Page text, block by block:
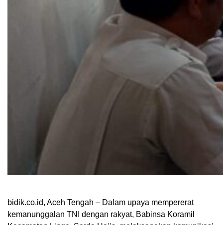
bidik.co.id, Aceh Tengah – Dalam upaya mempererat
kemanunggalan TNI dengan rakyat, Babinsa Koramil